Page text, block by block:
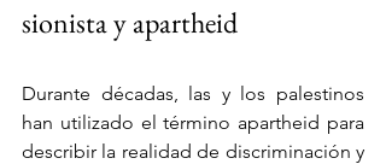
sionista y apartheid
Durante décadas, las y los palestinos
han utilizado el término apartheid para
describir la realidad de discriminación y